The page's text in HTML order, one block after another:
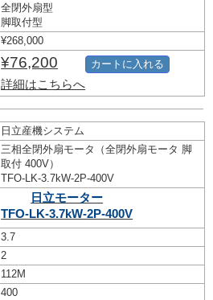
全閉外扇型
脚取付型
¥268,000
¥76,200
詳細はこちらへ
カートに入れる
日立産機システム
三相全閉外扇モータ（全閉外扇モータ 脚
取付 400V）
TFO-LK-3.7kW-2P-400V
日立モーター
TFO-LK-3.7kW-2P-400V
3.7
2
112M
400